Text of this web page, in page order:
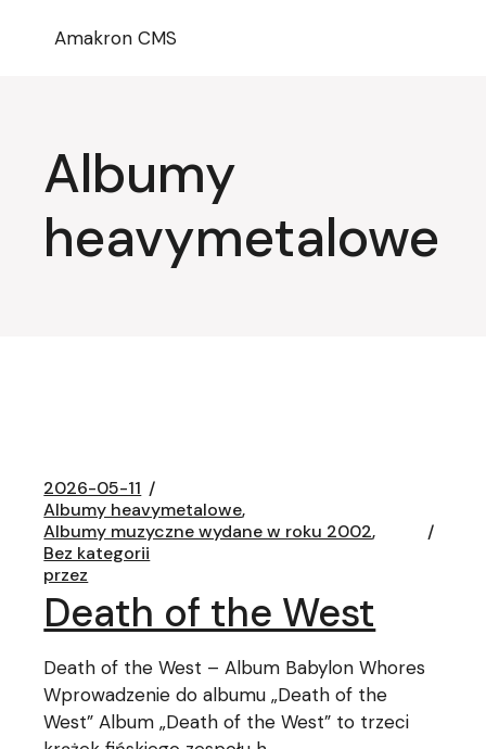
Amakron CMS
Albumy
heavymetalowe
2026-05-11
Albumy heavymetalowe
Albumy muzyczne wydane w roku 2002
Bez kategorii
przez
Death of the West
Death of the West – Album Babylon Whores
Wprowadzenie do albumu „Death of the
West” Album „Death of the West” to trzeci